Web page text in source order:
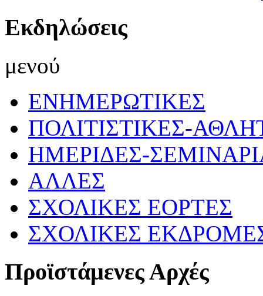
Εκδηλώσεις
μενού
ΕΝΗΜΕΡΩΤΙΚΕΣ
ΠΟΛΙΤΙΣΤΙΚΕΣ-
ΗΜΕΡΙΔΕΣ-
ΑΛΛΕΣ
ΣΧΟΛΙΚΕΣ ΕΟΡΤΕΣ
ΣΧΟΛΙΚΕΣ
Προϊστάμενες Αρχές